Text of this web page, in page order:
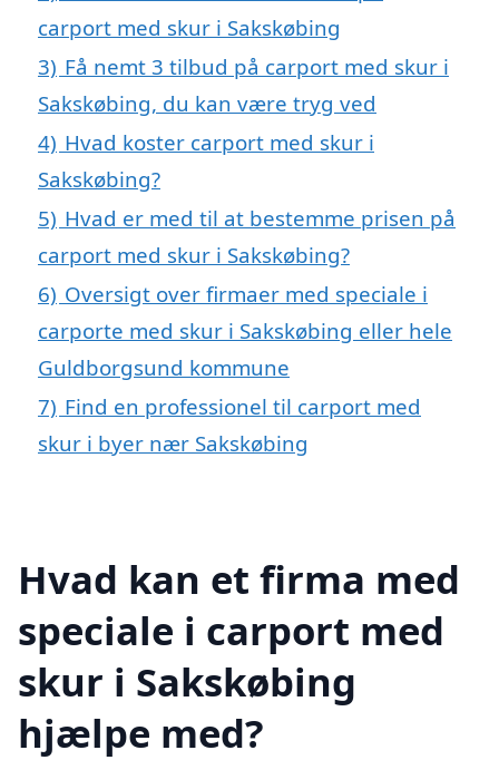
carport med skur i Sakskøbing
3) Få nemt 3 tilbud på carport med skur i
Sakskøbing, du kan være tryg ved
4) Hvad koster carport med skur i
Sakskøbing?
5) Hvad er med til at bestemme prisen på
carport med skur i Sakskøbing?
6) Oversigt over firmaer med speciale i
carporte med skur i Sakskøbing eller hele
Guldborgsund kommune
7) Find en professionel til carport med
skur i byer nær Sakskøbing
Hvad kan et firma med
speciale i carport med
skur i Sakskøbing
hjælpe med?